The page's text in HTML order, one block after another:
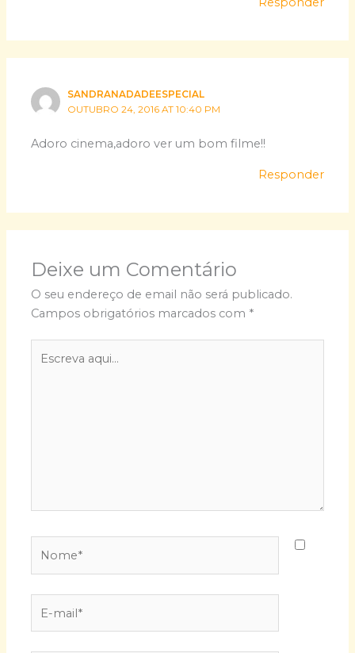
SANDRANADADEESPECIAL
OUTUBRO 24, 2016 AT 10:40 PM
Adoro cinema,adoro ver um bom filme!!
Responder
Deixe um Comentário
O seu endereço de email não será publicado.
Campos obrigatórios marcados com *
mail*